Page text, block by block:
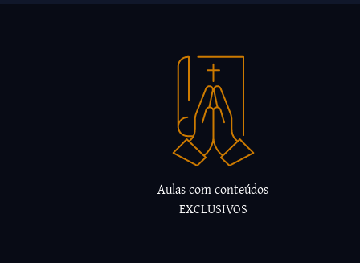
Aulas com conteúdos
EXCLUSIVOS